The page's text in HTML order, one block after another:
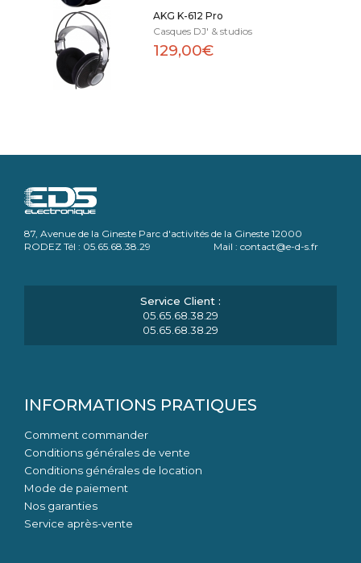
AKG K-612 Pro
Casques DJ' & studios
129,00€
87, Avenue de la Gineste Parc d'activités de la Gineste 12000
RODEZ Tél : 05.65.68.38.29 Mail : contact@e-d-s.fr
05.65.68.38.29
05.65.68.38.29
INFORMATIONS PRATIQUES
Comment commander
Conditions générales de vente
Conditions générales de location
Mode de paiement
Nos garanties
Service après-vente